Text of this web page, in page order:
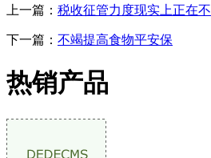
上一篇： 税收征管力度现实上正在不
下一篇： 不竭提高食物平安保
热销产品